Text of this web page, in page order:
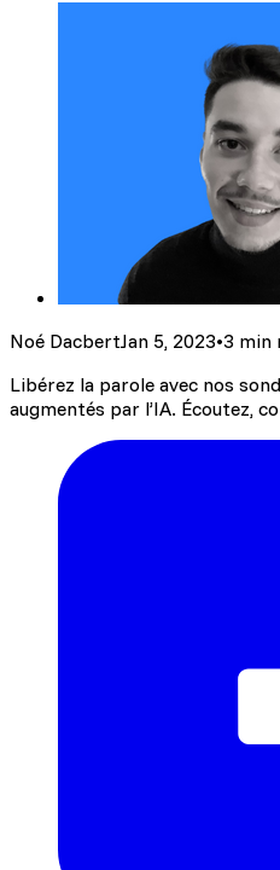
Noé DacbertJan 5, 2023•3 min
Libérez la parole avec nos
augmentés par l’IA. Écoutez,